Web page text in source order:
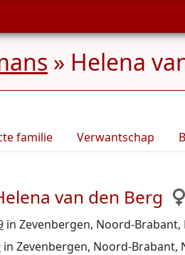
» Helena
familie Verwantschap
van den Berg
in Zevenbergen, Noord-Brabant,
in Zevenbergen, Noord-Brabant,